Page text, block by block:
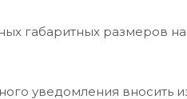
габаритных размеров
уведомления вносить